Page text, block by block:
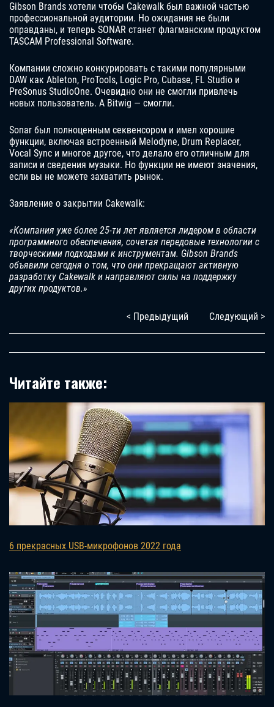
Gibson Brands хотели чтобы Cakewalk был важной частью
профессиональной аудитории. Но ожидания не были
оправданы, и теперь SONAR станет флагманским продуктом
TASCAM Professional Software.
Компании сложно конкурировать с такими популярными
DAW как Ableton, ProTools, Logic Pro, Cubase, FL Studio и
PreSonus StudioOne. Очевидно они не смогли привлечь
новых пользователь. А Bitwig — смогли.
Sonar был полноценным секвенсором и имел хорошие
функции, включая встроенный Melodyne, Drum Replacer,
Vocal Sync и многое другое, что делало его отличным для
записи и сведения музыки. Но функции не имеют значения,
если вы не можете захватить рынок.
Заявление о закрытии Cakewalk:
«Компания уже более 25-ти лет является лидером в области
программного обеспечения, сочетая передовые технологии с
творческими подходами к инструментам. Gibson Brands
объявили сегодня о том, что они прекращают активную
разработку Cakewalk и направляют силы на поддержку
других продуктов.»
< Предыдущий Следующий >
Читайте также:
6 прекрасных USB-микрофонов 2022 года